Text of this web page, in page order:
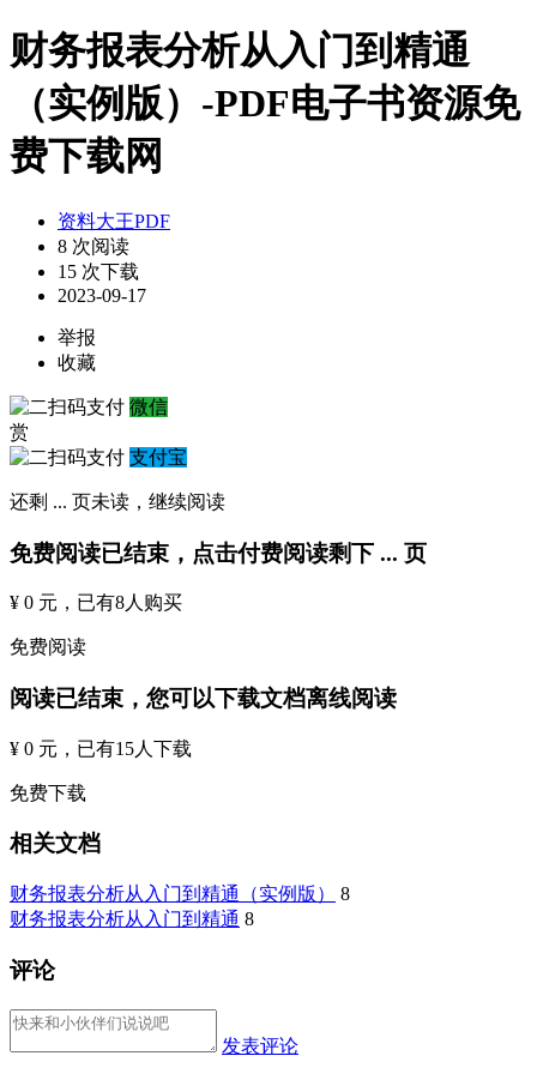
财务报表分析从入门到精通
（实例版）-PDF电子书资源免
费下载网
资料大王PDF
8 次阅读
15 次下载
2023-09-17
举报
收藏
微信
赏
支付宝
还剩 ... 页未读， 继续阅读
免费阅读已结束，点击付费阅读剩下 ... 页
¥ 0 元 ，已有8人购买
免费阅读
阅读已结束，您可以下载文档离线阅读
¥ 0 元 ，已有15人下载
免费下载
相关文档
财务报表分析从入门到精通（实例版）
8
财务报表分析从入门到精通 8
评论
发表评论